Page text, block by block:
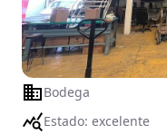
Bodega
Estado: excelente